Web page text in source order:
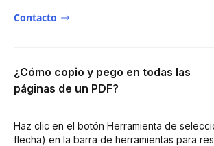
Contacto
¿Cómo copio y pego en todas las
páginas de un PDF?
Haz clic en el botón Herramienta de
flecha) en la barra de herramientas para